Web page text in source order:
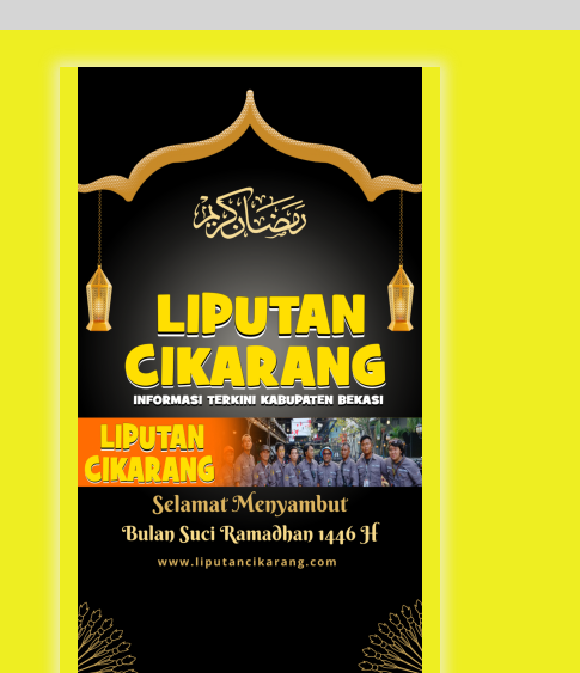
Duh Kacau Banget, Karena Kecewa
Tak Dapat Fasilitas yang Sesuai,
Para Peserta Retret Aparatur Desa
Kabupaten Bekasi Pulang duluan
Sebelum Waktunya
1 tahun ago
Ketua Umum Jurpala KOSMI
Indonesia Gilang Bayu Nugraha,
S.H, Ucapkan Terimakasih Atas
Jurpala Kosmi
Jelang Ramadhan, Kecamatan
Cikarang Pusat Gelar STQ ke-VII
1 tahun ago